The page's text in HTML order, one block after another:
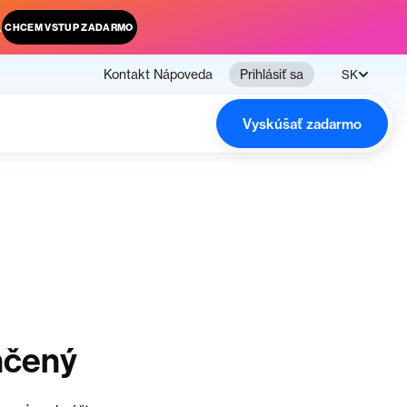
CHCEM VSTUP ZADARMO
Kontakt Nápoveda Prihlásiť sa SK
Vyskúšať zadarmo